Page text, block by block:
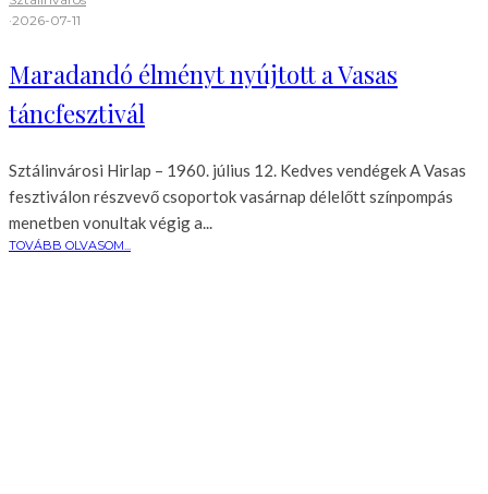
·2026-07-11
Maradandó élményt nyújtott a Vasas
táncfesztivál
Sztálinvárosi Hirlap – 1960. július 12. Kedves vendégek A Vasas
fesztiválon részvevő csoportok vasárnap délelőtt színpompás
menetben vonultak végig a...
TOVÁBB OLVASOM...